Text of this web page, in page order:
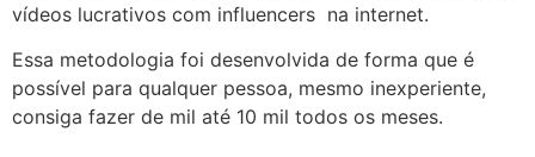
vídeos lucrativos com influencers na internet.
Essa metodologia foi desenvolvida de forma que é
possível para qualquer pessoa, mesmo inexperiente,
consiga fazer de mil até 10 mil todos os meses.